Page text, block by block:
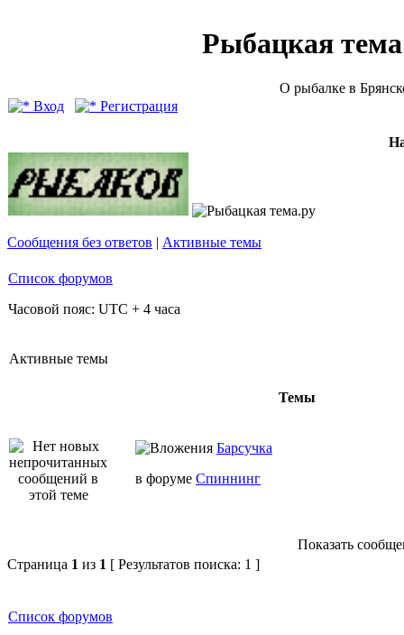
Рыбацкая
О рыбалке в
Вход
Регистрация
Сообщения без ответов | Активные темы
Список форумов
Часовой пояс: UTC + 4 часа
Активные темы
Темы
Барсучка
в форуме Спиннинг
Показать
Страница 1 из 1 [ Результатов поиска: 1 ]
Список форумов